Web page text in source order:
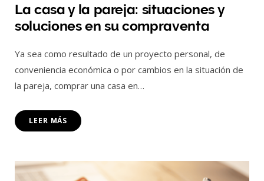
La casa y la pareja: situaciones y
soluciones en su compraventa
Ya sea como resultado de un proyecto personal, de
conveniencia económica o por cambios en la situación de
la pareja, comprar una casa en…
LEER MÁS